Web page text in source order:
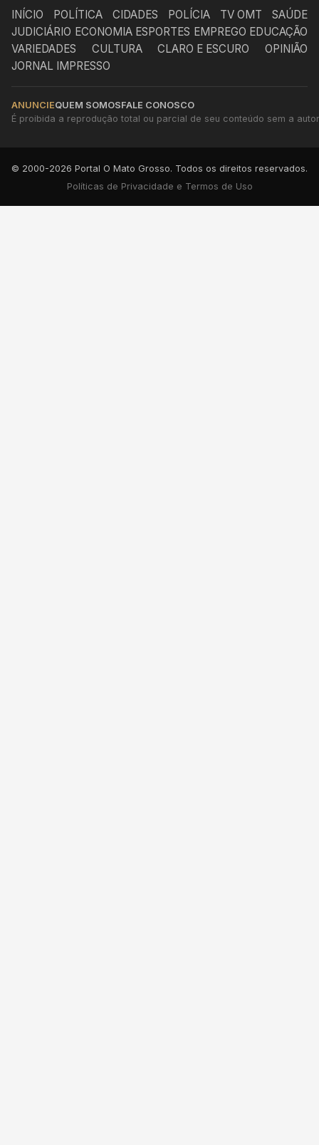
INÍCIO POLÍTICA CIDADES POLÍCIA TV OMT
SAÚDE
JUDICIÁRIO ECONOMIA ESPORTES EMPREGO EDUCAÇÃO
VARIEDADES
CULTURA CLARO E ESCURO
OPINIÃO
JORNAL IMPRESSO
ANUNCIEQUEM SOMOSFALE CONOSCO
É proibida a reprodução total ou parcial de seu conteúdo sem a
© 2000-2026 Portal O Mato Grosso. Todos os direitos reservados.
Políticas de Privacidade e Termos de Uso